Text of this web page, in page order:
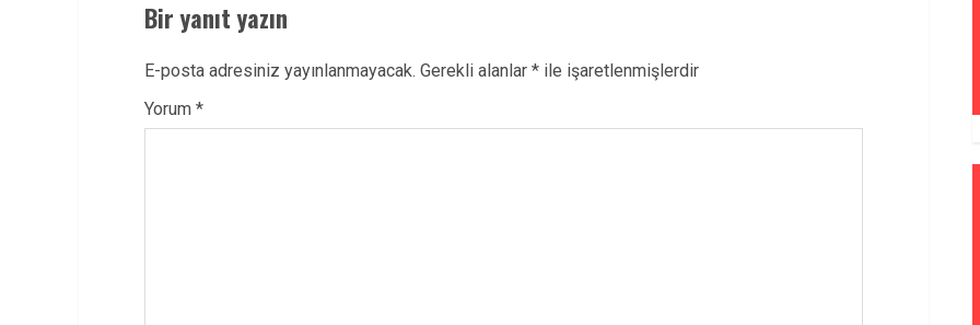
Bir yanıt yazın
E-posta adresiniz yayınlanmayacak. Gerekli alanlar * ile işaretlenmişlerdir
Yorum *